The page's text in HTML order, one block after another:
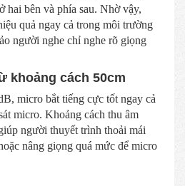
hai bên và phía sau. Nhờ vậy,
quả ngay cả trong môi trường
người nghe chỉ nghe rõ giọng
khoảng cách 50cm
micro bắt tiếng cực tốt ngay cả
micro. Khoảng cách thu âm
người thuyết trình thoải mái
nâng giọng quá mức để micro